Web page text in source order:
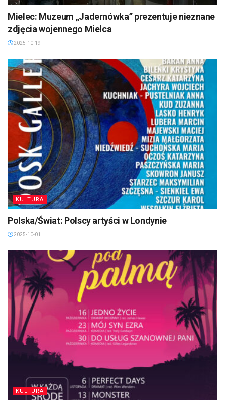
Mielec: Muzeum „Jadernówka” prezentuje nieznane
zdjęcia wojennego Mielca
2025-10-19
KULTURA
Polska/Świat: Polscy artyści w Londynie
2025-10-01
KULTURA